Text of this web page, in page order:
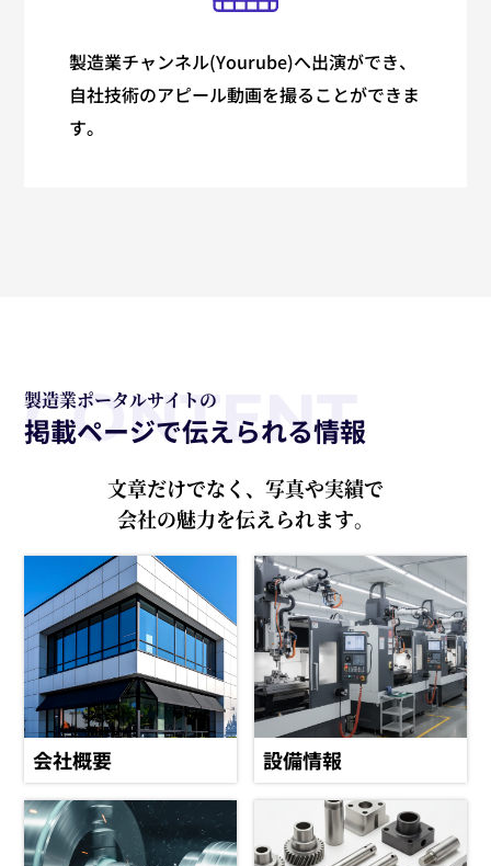
製造業チャンネル(Yourube)へ出演ができ、
自社技術のアピール動画を撮ることができま
す。
CONTENT
製造業ポータルサイトの
掲載ページで伝えられる情報
文章だけでなく、写真や実績で
会社の魅力を伝えられます。
会社概要 設備情報